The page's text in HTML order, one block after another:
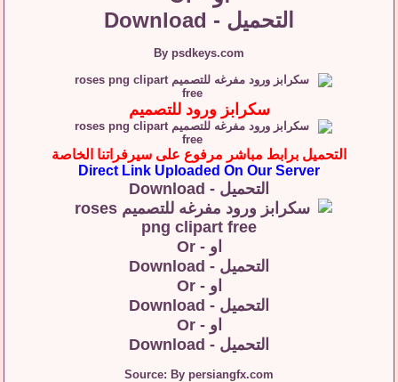
التحميل - Download
By psdkeys.com
سكرابز ورود للتصميم
التحميل برابط مباشر مرفوع على سيرفراتنا الخاصة
Direct Link Uploaded On Our Server
التحميل - Download
او - Or
التحميل - Download
او - Or
التحميل - Download
او - Or
التحميل - Download
Source: By persiangfx.com